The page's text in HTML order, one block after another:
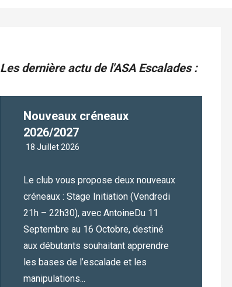
Les dernière actu de l'ASA Escalades :
Nouveaux créneaux
2026/2027
18 Juillet 2026
Le club vous propose deux nouveaux
créneaux : Stage Initiation (Vendredi
21h – 22h30), avec AntoineDu 11
Septembre au 16 Octobre, destiné
aux débutants souhaitant apprendre
les bases de l’escalade et les
manipulations...